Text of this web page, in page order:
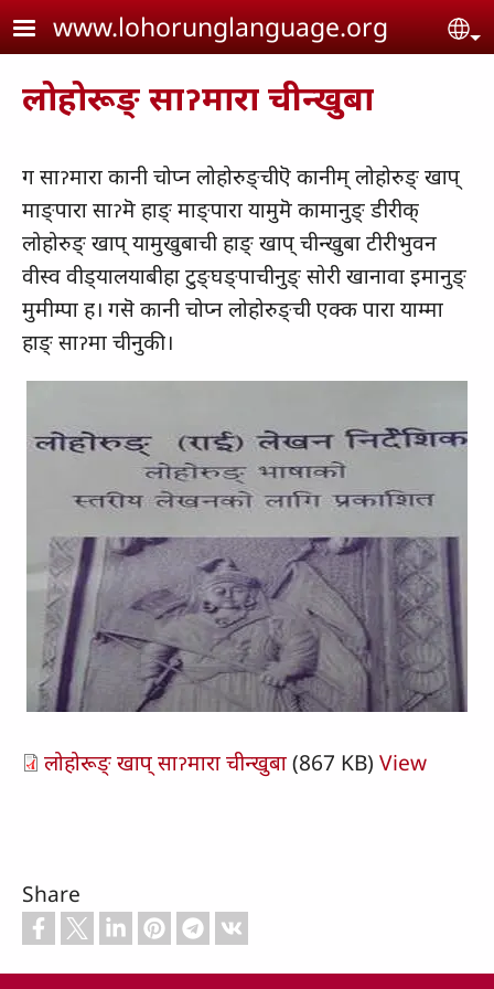
Skip to main content
www.lohorunglanguage.org
लोहोरूङ् साॽमारा चीन्‍खुबा
ग साॽमारा कानी चोप्‍न लोहोरुङ्‌चीऎ कानीम्‌ लोहोरुङ्‌ खाप्‌
माङ्‌पारा साॽमॆ हाङ्‌ माङ्‌पारा यामुमॆ कामानुङ्‌ डीरीक्‌
लोहोरुङ्‌ खाप्‌ यामुखुबाची हाङ्‌ खाप्‌ चीन्‍खुबा टीरीभुवन
वीस्‍व वीड्‌यालयाबीहा टुङ्‌घङ्‌पाचीनुङ्‌ सोरी खानावा इमानुङ्‌
मुमीम्‍पा ह। गसॆ कानी चोप्‍न लोहोरुङ्‌ची एक्‍क पारा याम्‍मा
हाङ्‌ साॽमा चीनुकी।
लोहोरूङ् खाप् साॽमारा चीन्‍खुबा(867 KB) View
Share